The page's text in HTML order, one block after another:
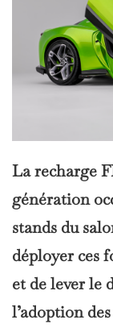
La recharge
génération
stands du
déployer ces
et de lever le
l’adoption